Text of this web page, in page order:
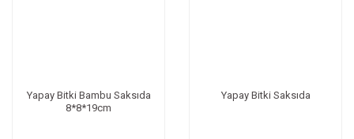
Yapay Bitki Bambu Saksıda
8*8*19cm
Yapay Bitki Saksıda